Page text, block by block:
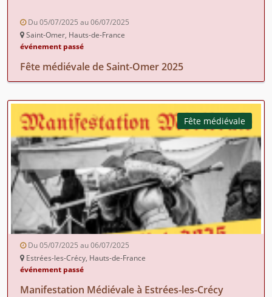
Du 05/07/2025 au 06/07/2025
Saint-Omer, Hauts-de-France
événement passé
Fête médiévale de Saint-Omer 2025
Fête médiévale
Du 05/07/2025 au 06/07/2025
Estrées-les-Crécy, Hauts-de-France
événement passé
Manifestation Médiévale à Estrées-les-Crécy